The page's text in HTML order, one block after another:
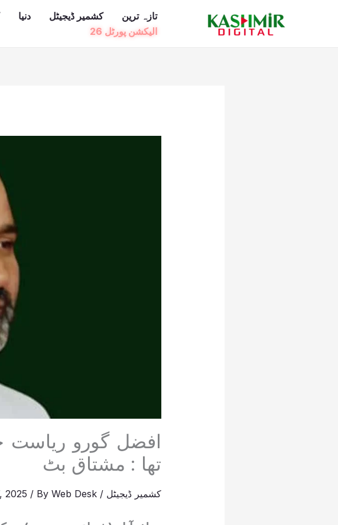
تازہ ترین کشمیر ڈیجیٹل دنیا
الیکشن پورٹل 26
افضل گورو ریاست
تھا : مشتاق بٹ
کشمیر ڈیجیٹل /
2025 / ByWeb Desk